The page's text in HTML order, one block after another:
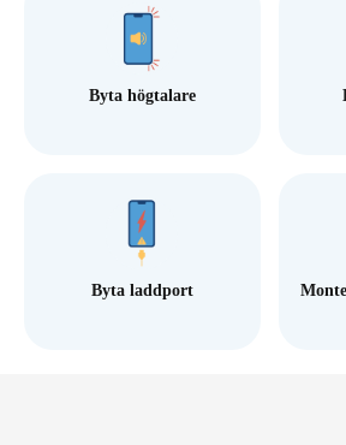
Byta högtalare
Byta laddport